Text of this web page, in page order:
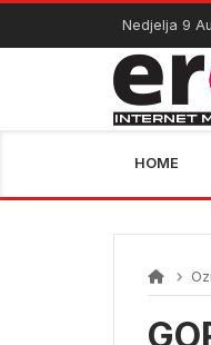
Skip
content
Nedjelja 9
HOME